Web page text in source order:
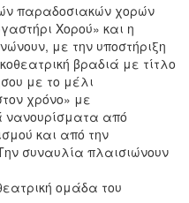
παραδοσιακών χορών
Χορού» και η
με την υποστήριξη
βραδιά με τίτλο
με το μέλι
χρόνο» με
από
και από την
συναυλία πλαισιώνουν
ομάδα του